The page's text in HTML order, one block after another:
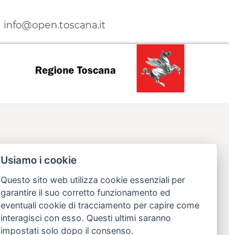
info@open.toscana.it
Usiamo i cookie
Questo sito web utilizza cookie essenziali per
garantire il suo corretto funzionamento ed
eventuali cookie di tracciamento per capire come
interagisci con esso. Questi ultimi saranno
impostati solo dopo il consenso.